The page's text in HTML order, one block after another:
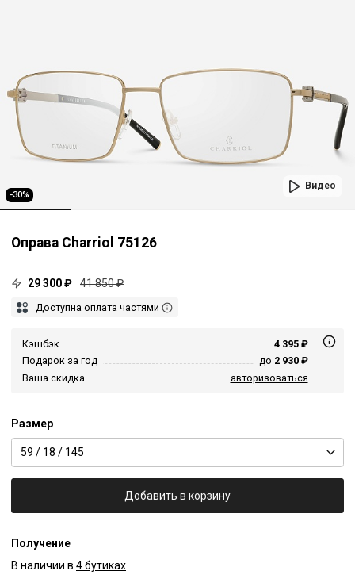
-30%
Видео
Оправа Charriol 75126
29 300 ₽ 41 850 ₽
Доступна оплата частями
Кэшбэк
4 395 ₽
Подарок за год
до 2 930 ₽
Ваша скидка
авторизоваться
Размер
59 / 18 / 145
Добавить в корзину
Получение
В наличии в 4 бутиках